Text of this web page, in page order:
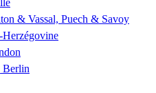
& Vassal, Puech & Savoy
Berlin